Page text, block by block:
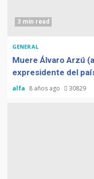
3 min read
GENERAL
Muere Álvaro Arzú
expresidente del
alfa 8 años ago 30829